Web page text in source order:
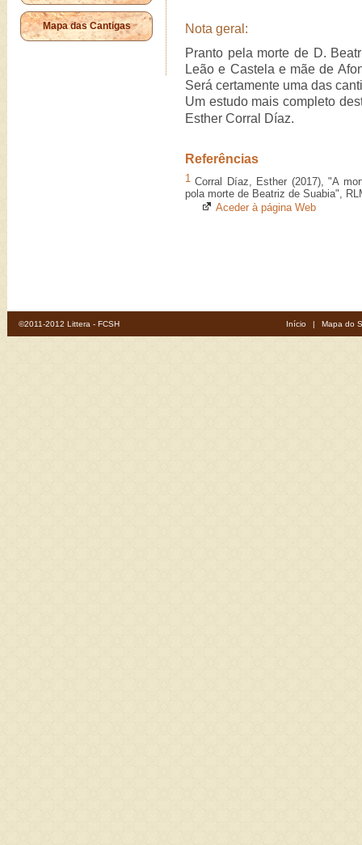
Mapa das Cantigas
Nota geral:
Pranto pela morte de D.
Leão e Castela e mãe de
Será certamente uma das
Um estudo mais completo
Esther Corral Díaz.
Referências
1 Corral Díaz, Esther (2017), "A
pola morte de Beatriz de Suabia",
Aceder à página Web
©2011-2012 Littera - FCSH Início | Mapa do